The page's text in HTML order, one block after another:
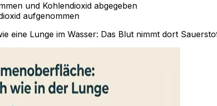
und Kohlendioxid abgegeben
aufgenommen
eine Lunge im Wasser: Das Blut nimmt dort